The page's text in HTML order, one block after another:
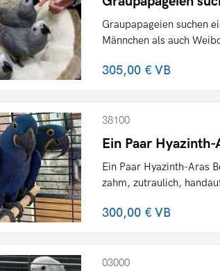
Graupapageien suchen
Männchen als auch
305,00 €VB
38100
Ein Paar Hyazinth-
Ein Paar Hyazinth-Aras
zahm, zutraulich,
300,00 €VB
03000